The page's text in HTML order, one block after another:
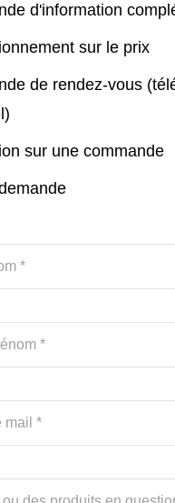
d'information
sur le prix
de rendez-vous
sur une commande